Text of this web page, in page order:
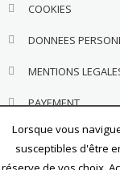
COOKIES
DONNEES
MENTIONS
PAYEMENT
Lorsque vous
susceptibles d'être